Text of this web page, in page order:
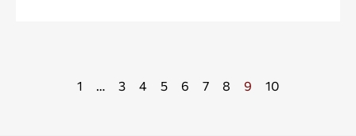
1 … 3 4 5 6 7 8 9 10